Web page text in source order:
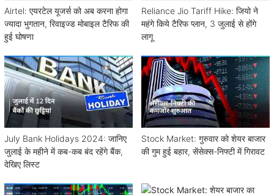
Airtel: एयरटेल यूजर्स को अब करना होगा
ज्यादा भुगतान, रिवाइज्ड मोबाइल टैरिफ की
हुई घोषणा
Reliance Jio Tariff Hike: जियो ने
महंगे किये टैरिफ प्लान, 3 जुलाई से होंगे
लागू
July Bank Holidays 2024: जानिए
जुलाई के महीने में कब-कब बंद रहेंगे बैंक,
देखिए लिस्ट
Stock Market: गुरुवार को शेयर बाजार
की गुम हुई बहार, सेंसेक्स-निफ्टी में गिरावट